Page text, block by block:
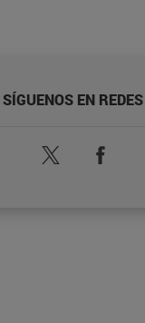
SÍGUENOS EN REDES